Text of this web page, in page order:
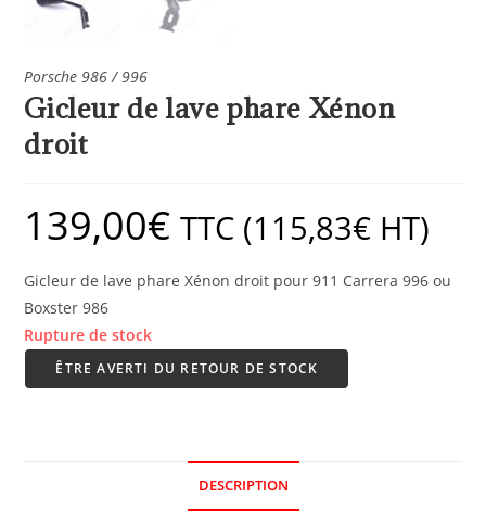
Porsche 986 / 996
Gicleur de lave phare Xénon
droit
139,00€ TTC (115,83€ HT)
Gicleur de lave phare Xénon droit pour 911 Carrera 996 ou
Boxster 986
Rupture de stock
ÊTRE AVERTI DU RETOUR DE STOCK
DESCRIPTION